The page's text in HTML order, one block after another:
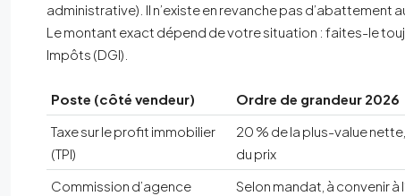
administrative). Il n’existe en revanche pas
Le montant exact dépend de votre situation : faites-le
Impôts (DGI).
Poste (côté vendeur) Ordre de grandeur 2026
Taxe sur le profit immobilier
(TPI)
20 % de la plus-value
du prix
Commission d’agence
Selon mandat, à convenir à